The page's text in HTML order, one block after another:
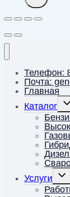
Телефон:
Почта:
Главная
Каталог
Услуги
меню